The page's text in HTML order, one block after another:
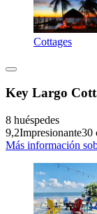
Cottages
Key Largo
8 huéspedes
9,2Impresionante30
Más información